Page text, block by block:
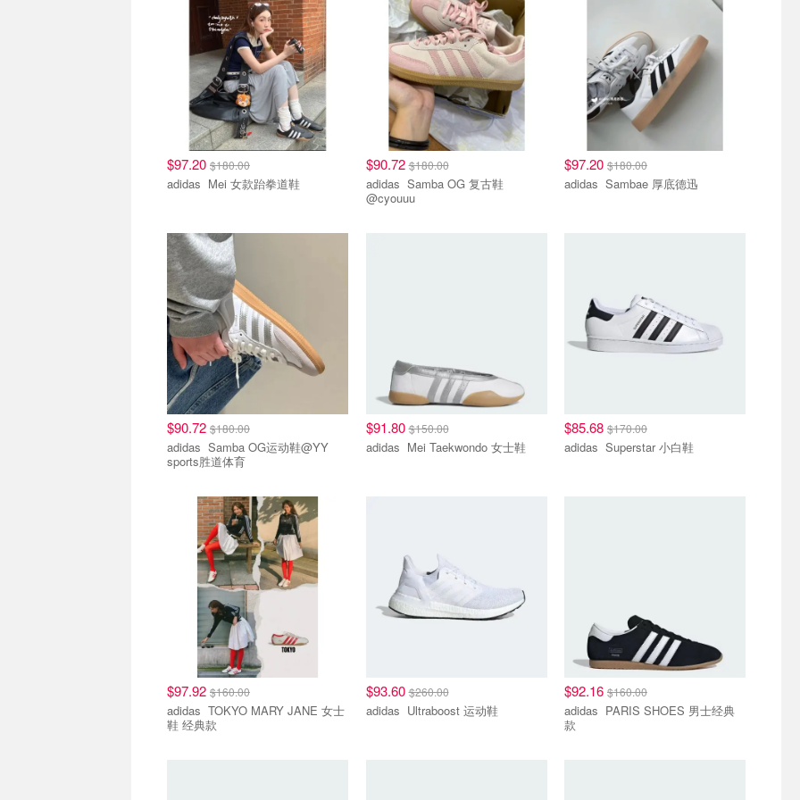
$97.20 $180.00
adidas Mei 女款跆拳道鞋
$90.72$180.00
adidas Samba OG 复古鞋
@cyouuu
$97.20 $180.00
adidas Sambae 厚底德迅
$90.72 $180.00
adidas Samba OG运动鞋@YY
sports胜道体育
$91.80$150.00
adidas Mei Taekwondo 女士鞋
$85.68 $170.00
adidas Superstar 小白鞋
$97.92 $160.00
adidas TOKYO MARY JANE 女士
鞋 经典款
$93.60$260.00
adidas Ultraboost 运动鞋
$92.16 $160.00
adidas PARIS SHOES 男士经典
款